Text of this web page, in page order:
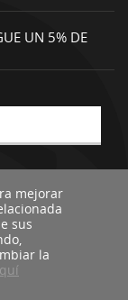
UN 5% DE
mejorar
sus
la